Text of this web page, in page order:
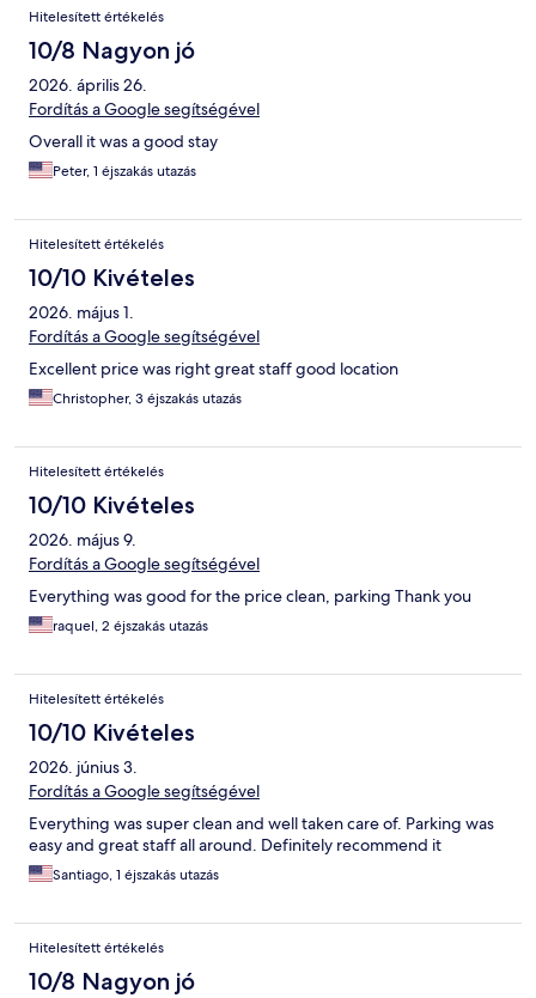
Hitelesített értékelés
10/8 Nagyon jó
2026. április 26.
Fordítás a Google segítségével
Overall it was a good stay
Peter, 1 éjszakás utazás
Hitelesített értékelés
10/10 Kivételes
2026. május 1.
Fordítás a Google segítségével
Excellent price was right great staff good location
Christopher, 3 éjszakás utazás
Hitelesített értékelés
10/10 Kivételes
2026. május 9.
Fordítás a Google segítségével
Everything was good for the price clean, parking Thank you
raquel, 2 éjszakás utazás
Hitelesített értékelés
10/10 Kivételes
2026. június 3.
Fordítás a Google segítségével
Everything was super clean and well taken care of. Parking was
easy and great staff all around. Definitely recommend it
Santiago, 1 éjszakás utazás
Hitelesített értékelés
10/8 Nagyon jó